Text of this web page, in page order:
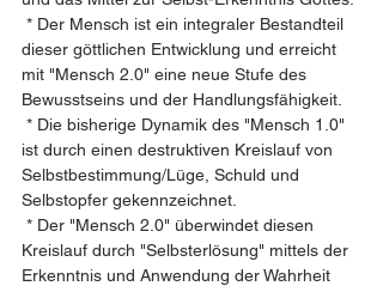
* Der Mensch ist ein integraler Bestandteil
dieser göttlichen Entwicklung und erreicht
mit "Mensch 2.0" eine neue Stufe des
Bewusstseins und der Handlungsfähigkeit.
* Die bisherige Dynamik des "Mensch 1.0"
ist durch einen destruktiven Kreislauf von
Selbstbestimmung/Lüge, Schuld und
Selbstopfer gekennzeichnet.
* Der "Mensch 2.0" überwindet diesen
Kreislauf durch "Selbsterlösung" mittels der
Erkenntnis und Anwendung der Wahrheit